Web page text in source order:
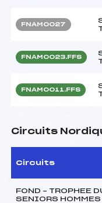
FNAM0027
FNAM0023.FFS
FNAM0011.FFS
Circuits
Circuits
FOND – TROPHEE
SENIORS HOMMES